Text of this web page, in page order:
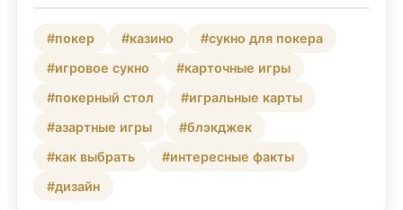
#покер #казино
#сукно для покера
#игровое сукно
#карточные игры
#покерный стол
#игральные карты
#азартные игры
#блэкджек
#как выбрать
#интересные факты
#дизайн